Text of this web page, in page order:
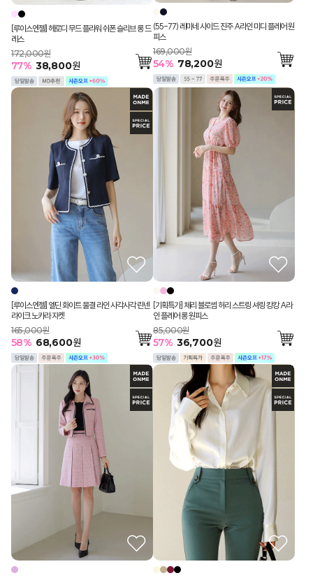
[루이스엔젤] 헤로디 무드 플라워 쉬폰 슬리브 롱 드
레스
172,000원
77% 38,800원
(55-77) 레마네 사이드 진주 A라인 미디 플레어 원
피스
169,000원
54% 78,200원
[루이스엔젤] 엘딘 화이트 물결 라인 사각사각 린넨
라이크 노카라 자켓
165,000원
58% 68,600원
[기획특가] 체리 블로썸 허리 스트링 셔링 캉캉 A라
인 플레어 롱 원피스
85,000원
57% 36,700원